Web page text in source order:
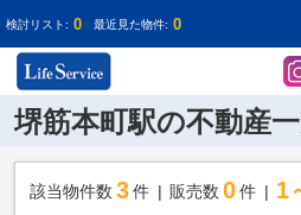
検討リスト: 0 最近見た物件: 0
堺筋本町駅の不動産
該当物件数 3件 販売数 0 件 1